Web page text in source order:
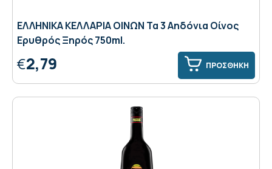
ΕΛΛΗΝΙΚΑ ΚΕΛΛΑΡΙΑ ΟΙΝΩΝ Τα 3 Αηδόνια Οίνος
Ερυθρός Ξηρός 750ml.
€2,79 ΠΡΟΣΘΗΚΗ